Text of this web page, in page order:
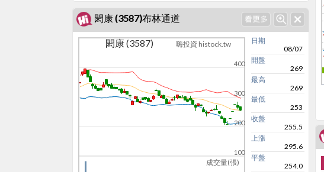
閎康 (3587)布林通道
成交量(張)
閎康 (3587) 嗨投資 histock.tw
100
200
300
400
日期
08/07
開盤
269
最高
269
最低
253
收盤
255.5
上漲
295.6
平盤
254.0